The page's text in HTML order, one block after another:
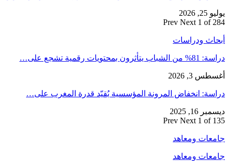
يوليو 25, 2026
Prev Next 1 of 284
أبحاث ودراسات
دراسة: 81% من الشباب يتأثرون بمحتويات رقمية تشجع على…
أغسطس 3, 2026
دراسة: انخفاض المرونة المؤسسية يُقيّد قدرة المغرب على…
ديسمبر 16, 2025
Prev Next 1 of 135
جامعات ومعاهد
جامعات ومعاهد